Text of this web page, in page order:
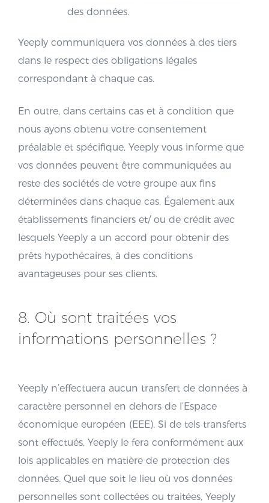
des données.
Yeeply communiquera vos données à des tiers
dans le respect des obligations légales
correspondant à chaque cas.
En outre, dans certains cas et à condition que
nous ayons obtenu votre consentement
préalable et spécifique, Yeeply vous informe que
vos données peuvent être communiquées au
reste des sociétés de votre groupe aux fins
déterminées dans chaque cas. Également aux
établissements financiers et/ ou de crédit avec
lesquels Yeeply a un accord pour obtenir des
prêts hypothécaires, à des conditions
avantageuses pour ses clients.
8. Où sont traitées vos
informations personnelles ?
Yeeply n’effectuera aucun transfert de données à
caractère personnel en dehors de l’Espace
économique européen (EEE). Si de tels transferts
sont effectués, Yeeply le fera conformément aux
lois applicables en matière de protection des
données. Quel que soit le lieu où vos données
personnelles sont collectées ou traitées, Yeeply